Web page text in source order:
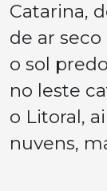
Catarina,
de ar
o sol
no leste
o Litoral,
nuvens,